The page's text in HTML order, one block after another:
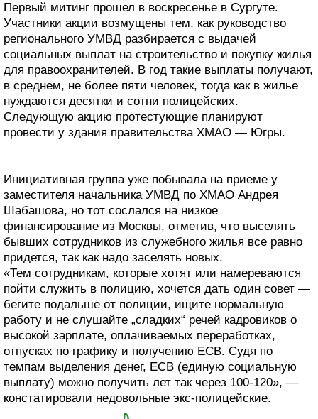
Первый митинг прошел в воскресенье в Сургуте.
Участники акции возмущены тем, как руководство
регионального УМВД разбирается с выдачей
социальных выплат на строительство и покупку жилья
для правоохранителей. В год такие выплаты получают,
в среднем, не более пяти человек, тогда как в жилье
нуждаются десятки и сотни полицейских.
Следующую акцию протестующие планируют
провести у здания правительства ХМАО — Югры.
Инициативная группа уже побывала на приеме у
заместителя начальника УМВД по ХМАО Андрея
Шабашова, но тот сослался на низкое
финансирование из Москвы, отметив, что выселять
бывших сотрудников из служебного жилья все равно
придется, так как надо заселять новых.
«Тем сотрудникам, которые хотят или намереваются
пойти служить в полицию, хочется дать один совет —
бегите подальше от полиции, ищите нормальную
работу и не слушайте „сладких“ речей кадровиков о
высокой зарплате, оплачиваемых переработках,
отпусках по графику и получению ЕСВ. Судя по
темпам выделения денег, ЕСВ (единую социальную
выплату) можно получить лет так через 100-120», —
констатировали недовольные экс-полицейские.